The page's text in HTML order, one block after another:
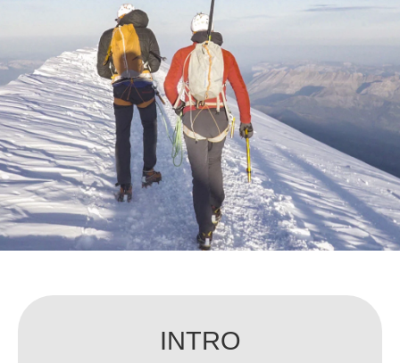
INTRO